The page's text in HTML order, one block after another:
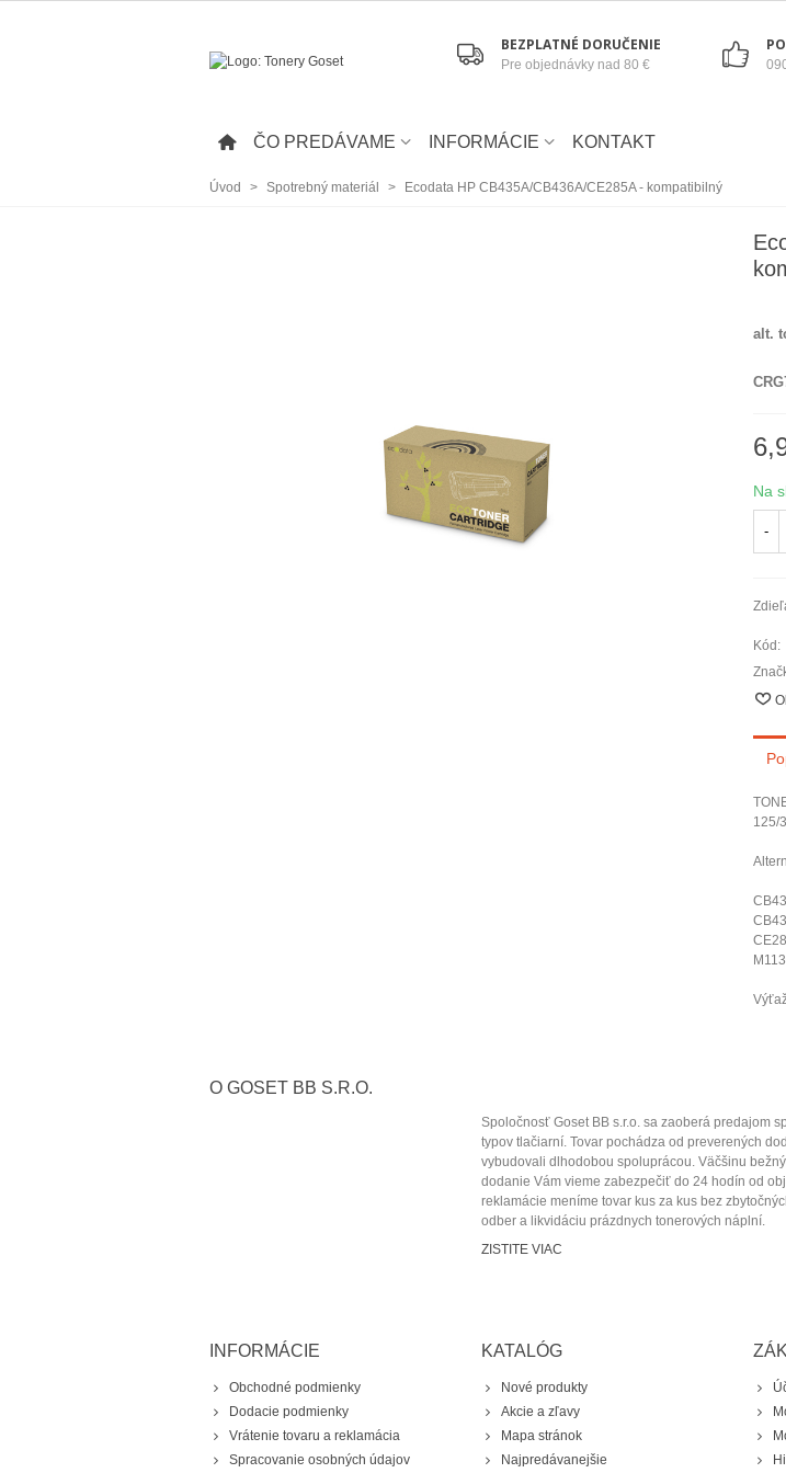
BEZPLATNÉ DORUČENIE
Pre objednávky nad 80 €
ČO PREDÁVAME INFORMÁCIE KONTAKT
Úvod > Spotrebný materiál > Ecodata HP CB435A/CB436A/CE285A - kompatibilný
alt.
Na
-
Kód:
125/
O GOSET BB S.R.O.
Spoločnosť Goset BB s.r.o. sa zaoberá predajom
typov tlačiarní. Tovar pochádza od preverených
vybudovali dlhodobou spoluprácou. Väčšinu
dodanie Vám vieme zabezpečiť do 24 hodín od
reklamácie meníme tovar kus za kusbez
odber a likvidáciu prázdnych tonerových náplní.
ZISTITE VIAC
INFORMÁCIE
Obchodné podmienky
Dodacie podmienky
Vrátenie tovaru a reklamácia
Spracovanie osobných údajov
KATALÓG
Nové produkty
Akcie a zľavy
Mapa stránok
Najpredávanejšie